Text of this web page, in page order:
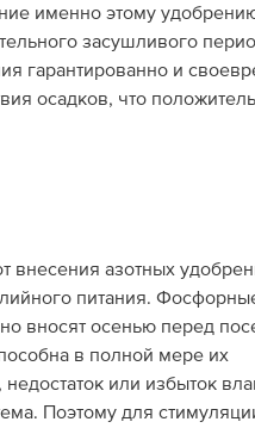
именно этому
засушливого
гарантированно и
осадков, что
внесения азотных
питания.
вносят осенью перед
в полной мере их
или избыток
Поэтому для